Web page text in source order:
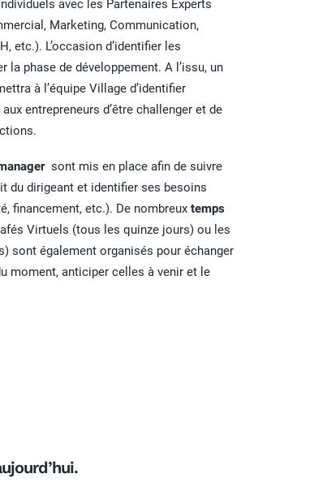
avec les Partenaires Experts
Marketing, Communication,
etc.). L’occasion d’identifier les
phase de développement. A l’issu, un
à l’équipe Village d’identifier
entrepreneurs d’être challenger et de
sont mis en place afin de suivre
du dirigeant et identifier ses besoins
financement, etc.). De nombreux temps
Virtuels (tous les quinze jours) ou les
sont également organisés pour échanger
moment, anticiper celles à venir et le